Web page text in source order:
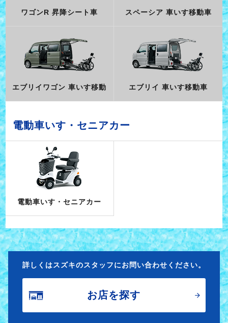
ワゴンR 昇降シート車 スペーシア 車いす移動車
エブリイワゴン 車いす移動 エブリイ 車いす移動車
電動車いす・セニアカー
電動車いす・セニアカー
詳しくはスズキのスタッフにお問い合わせください。
お店を探す